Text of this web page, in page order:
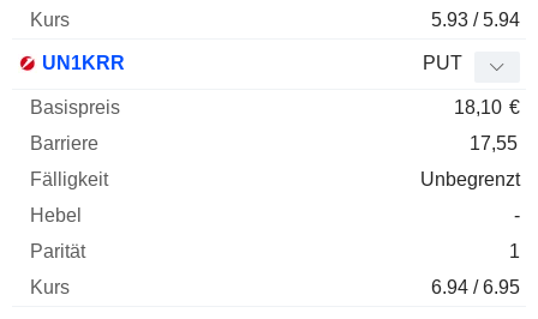
5.93 / 5.94
UN1KRR PUT
18,10 €
17,55
Unbegrenzt
-
1
6.94 / 6.95